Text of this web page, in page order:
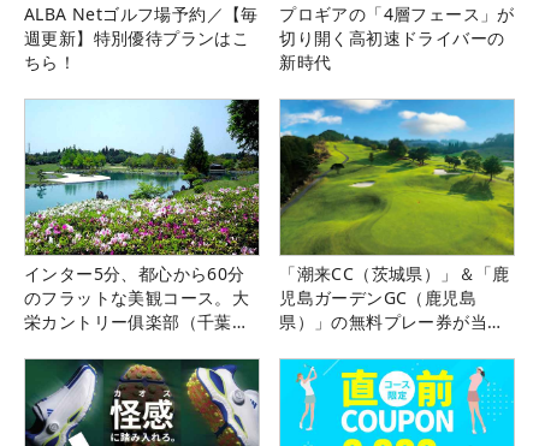
ALBA Netゴルフ場予約／【毎
週更新】特別優待プランはこ
ちら！
プロギアの「4層フェース」が
切り開く高初速ドライバーの
新時代
インター5分、都心から60分
のフラットな美観コース。大
栄カントリー俱楽部（千葉
「潮来CC（茨城県）」＆「鹿
児島ガーデンGC（鹿児島
県）」の無料プレー券が当た